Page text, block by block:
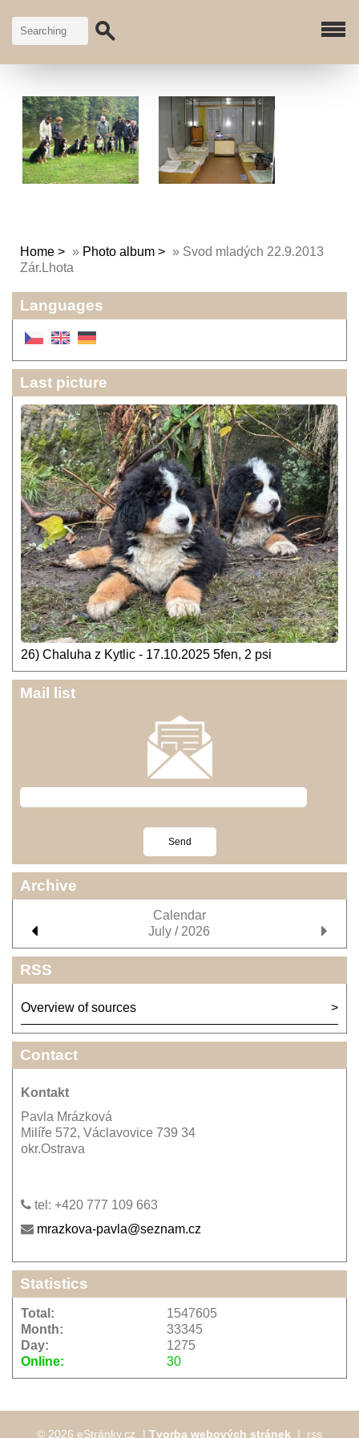
Home » Photo album » Svod mladých 22.9.2013
Zár.Lhota
Languages
Last picture
26) Chaluha z Kytlic - 17.10.2025 5fen, 2 psi
Mail list
Archive
Calendar
July / 2026
RSS
Overview of sources
Contact
Kontakt
Pavla Mrázková
Milíře 572, Václavovice 739 34
okr.Ostrava
tel: +420 777 109 663
mrazkova-pavla@seznam.cz
Statistics
Online: 30
Total:
1547605
Month:
33345
Day:
1275
© 2026 eStránky.cz | Tvorba webových stránek rss